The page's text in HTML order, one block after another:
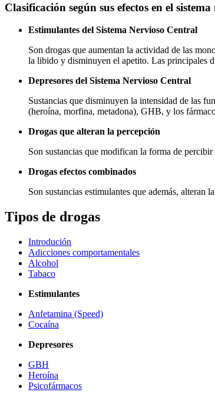
Clasificación según sus efectos en el
Estimulantes del Sistema Nervioso Central
Son drogas que aumentan la actividad de las
la libido y disminuyen el apetito. Las principales
Depresores del Sistema Nervioso Central
Sustancias que disminuyen la intensidad de las
(heroína, morfina, metadona), GHB, y los
Drogas que alteran la percepción
Son sustancias que modifican la forma de
Drogas efectos combinados
Son sustancias estimulantes que además, alteran
Tipos de drogas
Introdución
Adicciones comportamentales
Alcohol
Tabaco
Estimulantes
Anfetamina (Speed)
Cocaína
Depresores
GBH
Heroína
Psicofármacos